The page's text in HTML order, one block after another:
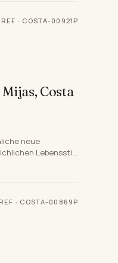
REF · COSTA-00921P
Costa
neue
Lebensstil
positioniert
REF · COSTA-00869P